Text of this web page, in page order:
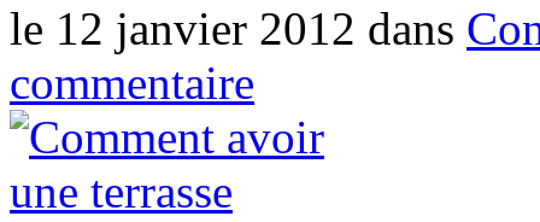
le 12 janvier 2012 dans
commentaire